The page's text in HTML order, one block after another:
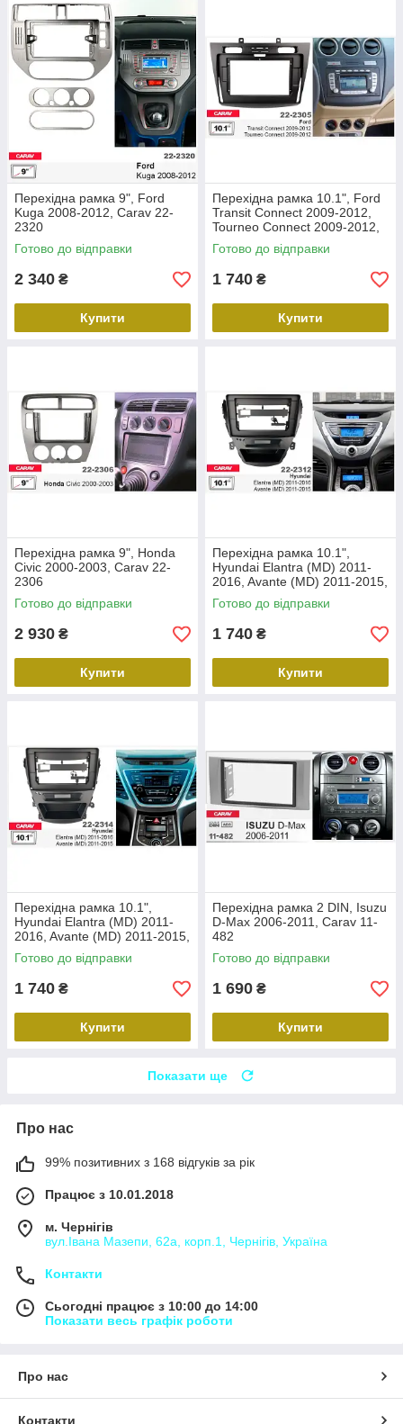
Перехідна рамка 9", Ford
Kuga 2008-2012, Carav 22-
2320
Готово до відправки
2 340 ₴
Купити
Перехідна рамка 10.1", Ford
Transit Connect 2009-2012,
Tourneo Connect 2009-2012,
Carav 22-2305
Готово до відправки
1 740 ₴
Купити
Перехідна рамка 9", Honda
Civic 2000-2003, Carav 22-
2306
Готово до відправки
2 930 ₴
Купити
Перехідна рамка 10.1",
Hyundai Elantra (MD) 2011-
2016, Avante (MD) 2011-2015,
Carav 22-2312
Готово до відправки
1 740 ₴
Купити
Перехідна рамка 10.1",
Hyundai Elantra (MD) 2011-
2016, Avante (MD) 2011-2015,
Carav 22-2314
Готово до відправки
1 740 ₴
Купити
Перехідна рамка 2 DIN, Isuzu
D-Max 2006-2011, Carav 11-
482
Готово до відправки
1 690 ₴
Купити
Показати ще
Про нас
99% позитивних з 168 відгуків за рік
Працює з 10.01.2018
м. Чернігів
вул.Івана Мазепи, 62а, корп.1, Чернігів, Україна
Контакти
Сьогодні працює з 10:00 до 14:00
Показати весь графік роботи
Про нас
Контакти